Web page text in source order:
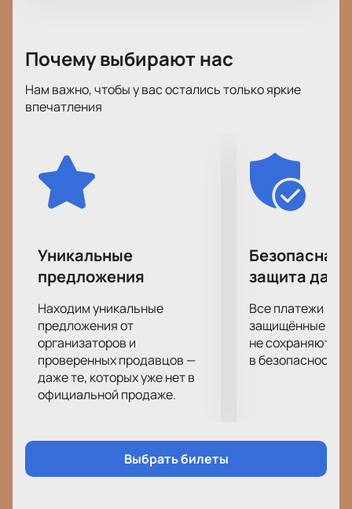
Почему выбирают нас
Нам важно, чтобы у вас остались только яркие
впечатления
Уникальные
предложения
Находим уникальные
предложения от
организаторов и
проверенных продавцов —
даже те, которых уже нет в
официальной продаже.
Безопасная
защита
Все платежи
защищённые
не сохраняются
в безопасности.
Выбрать билеты